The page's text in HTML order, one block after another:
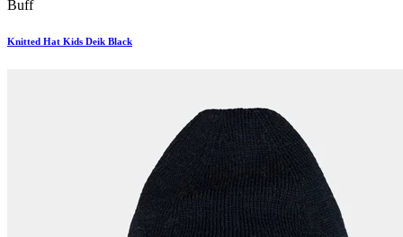
Buff
Knitted Hat Kids Deik Black